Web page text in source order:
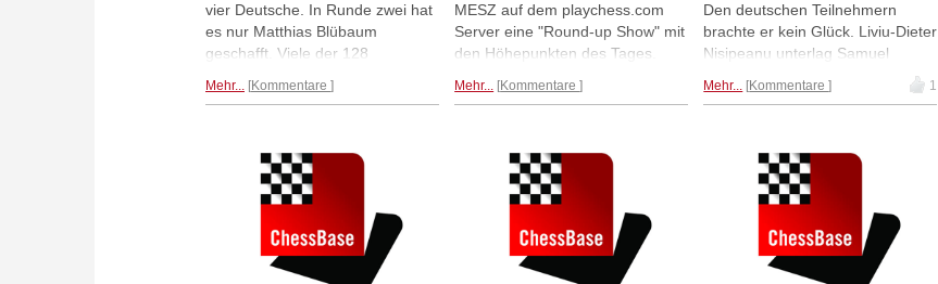
vier Deutsche. In Runde zwei hat
es nur Matthias Blübaum
geschafft. Viele der 128
einen deutschen Verein und allein
einer von ihnen ist noch dabei:
Daniil Dubov. Matthias Krallmann
berichtet von Runde 1 des World
Cups 2017 aus Sicht von Werder
Mehr... Kommentare
MESZ auf dem playchess.com
Server eine "Round-up Show" mit
den Höhepunkten des Tages.
Großmeister und beliebte
verpasst hat, kann sie hier noch
einmal sehen.
Mehr... Kommentare
Den deutschen Teilnehmern
brachte er kein Glück. Liviu-Dieter
Nisipeanu unterlag Samuel
Sevian (Bild) und Daniel Fridman
verlor in den 10-Minuten
lieferten sich Baadur Jobava und
Ivan Salgado Lopez, doch nach 8
Partien stand es 4,5:3,5 für
Jobava. Ergebnisse, Interviews,
Partien. | Foto: Maria Emelianova
Mehr... Kommentare 1